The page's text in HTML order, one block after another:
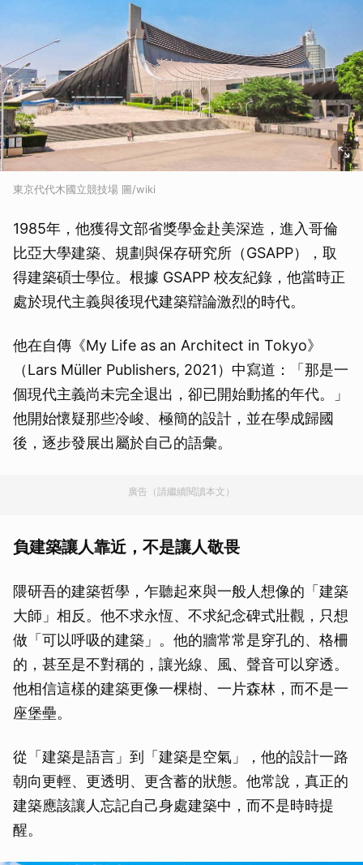
東京代代木國立競技場 圖/wiki
1985年，他獲得文部省獎學金赴美深造，進入哥倫
比亞大學建築、規劃與保存研究所（GSAPP），取
得建築碩士學位。根據 GSAPP 校友紀錄，他當時正
處於現代主義與後現代建築辯論激烈的時代。
他在自傳《My Life as an Architect in Tokyo》
（Lars Müller Publishers, 2021）中寫道：「那是一
個現代主義尚未完全退出，卻已開始動搖的年代。」
他開始懷疑那些冷峻、極簡的設計，並在學成歸國
後，逐步發展出屬於自己的語彙。
廣告（請繼續閱讀本文）
負建築讓人靠近，不是讓人敬畏
隈研吾的建築哲學，乍聽起來與一般人想像的「建築
大師」相反。他不求永恆、不求紀念碑式壯觀，只想
做「可以呼吸的建築」。他的牆常常是穿孔的、格柵
的，甚至是不對稱的，讓光線、風、聲音可以穿透。
他相信這樣的建築更像一棵樹、一片森林，而不是一
座堡壘。
從「建築是語言」到「建築是空氣」，他的設計一路
朝向更輕、更透明、更含蓄的狀態。他常說，真正的
建築應該讓人忘記自己身處建築中，而不是時時提
醒。